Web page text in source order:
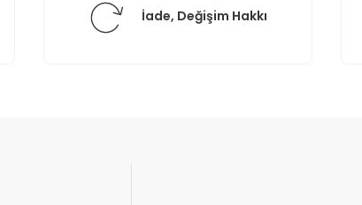
İade, Değişim Hakkı